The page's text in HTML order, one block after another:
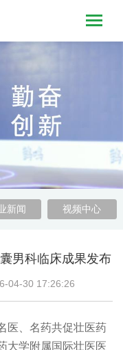
新闻 视频中心
男科临床成果发布
04-30 17:26:26
、名药共促壮医药
大学附属国际壮医医